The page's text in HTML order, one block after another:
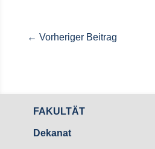
← Vorheriger Beitrag
FAKULTÄT
Dekanat